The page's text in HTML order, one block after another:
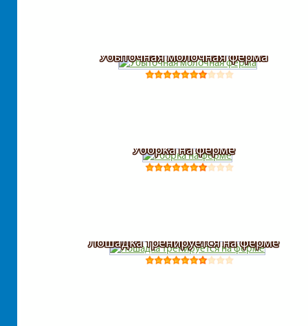
Убыточная молочная ферма
Уборка на ферме
Лошадка тренируется на ферме